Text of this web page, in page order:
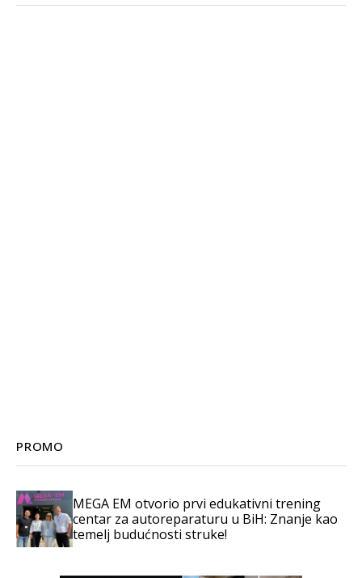
PROMO
MEGA EM otvorio prvi edukativni trening
centar za autoreparaturu u BiH: Znanje kao
temelj budućnosti struke!